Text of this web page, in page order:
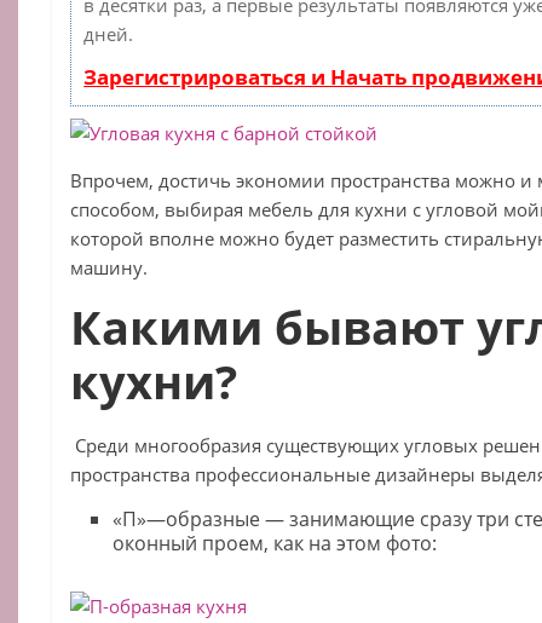
в десятки раз, а первые результаты появляются
дней.
Зарегистрироваться и Начать
Впрочем, достичь экономии пространства можно
способом, выбирая мебель для кухни с угловой
которой вполне можно будет разместить
машину.
Какими бывают
кухни?
Среди многообразия существующих угловых
пространства профессиональные дизайнеры
«П»—образные — занимающие сразу три
оконный проем, как на этом фото: